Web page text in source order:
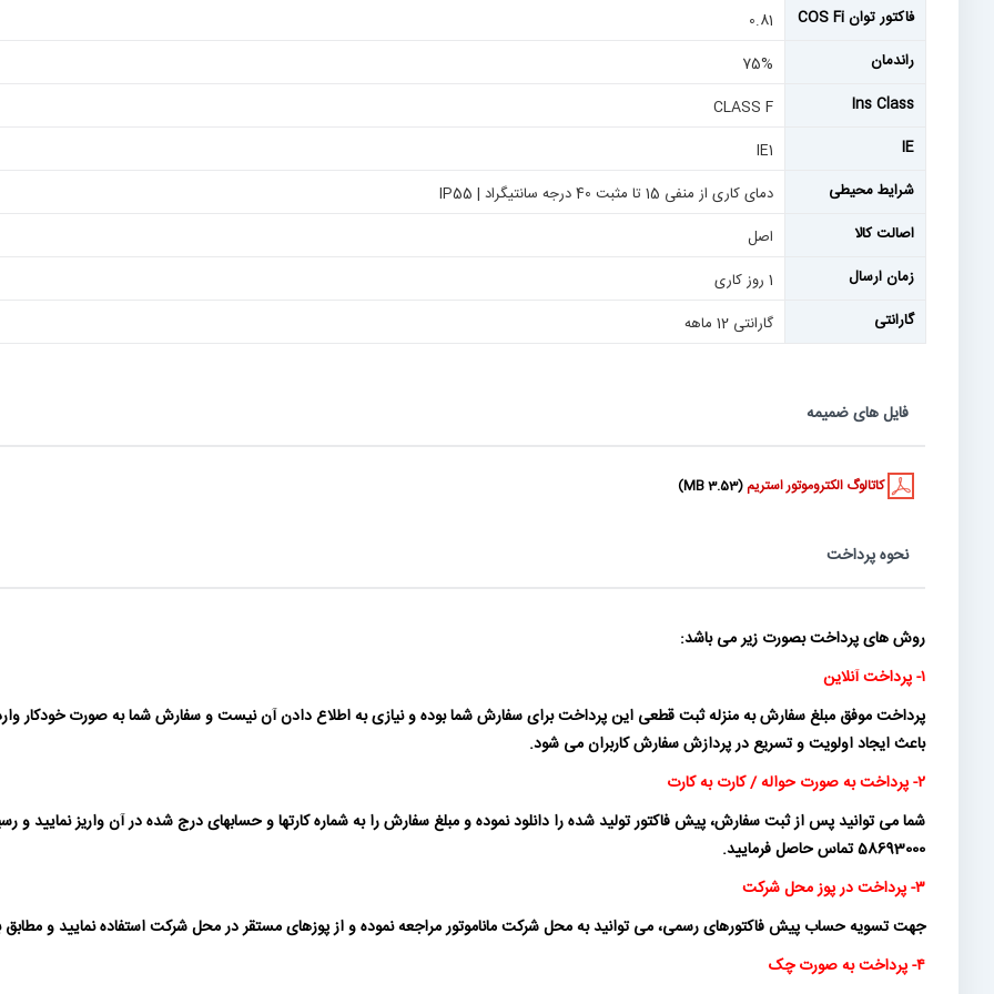
فاکتور توان COS Fi
0.81
راندمان
75%
Ins Class
CLASS F
IE
IE1
شرایط محیطی
دمای کاری از منفی 15 تا مثبت 40 درجه سانتیگراد | IP55
اصالت کالا
اصل
زمان ارسال
1 روز کاری
گارانتی
گارانتی 12 ماهه
فایل های ضمیمه
کاتالوگ الکتروموتور استریم (3.53 MB)
نحوه پرداخت
روش های پرداخت بصورت زیر می باشد:
۱- پرداخت آنلاین
پرداخت موفق مبلغ سفارش به منزله ثبت قطعی این پرداخت برای سفارش شما بوده و نیازی به اطلاع دادن آن نیست و سفارش شما به صورت خودکار
باعث ایجاد اولویت و تسریع در پردازش سفارش کاربران می شود.
۲- پرداخت به صورت حواله / کارت به کارت
58693000 تماس حاصل فرمایید.
۳- پرداخت در پوز محل شرکت
جهت تسویه حساب پیش فاکتورهای رسمی، می توانید به محل شرکت ماناموتور مراجعه نموده و از پوزهای مستقر در محل شرکت استفاده نمایید و مطابق با
۴- پرداخت به صورت چک